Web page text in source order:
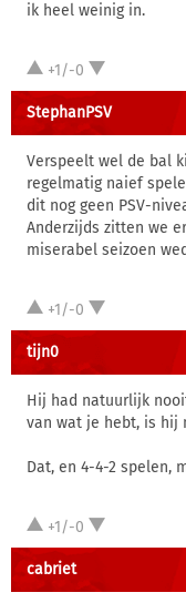
ik heel weinig in.
+1/-0
StephanPSV
Verspeelt wel de bal
regelmatig naief
dit nog geen PSV-
Anderzijds zitten we
miserabel seizoen
+1/-0
tijn0
Hij had natuurlijk
van wat je hebt, is hij
Dat, en 4-4-2 spelen,
+1/-0
cabriet